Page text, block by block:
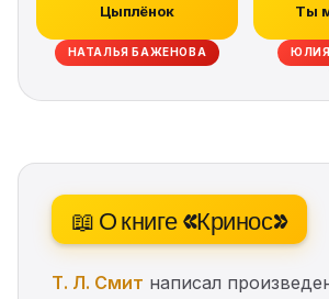
Цыплёнок
НАТАЛЬЯ БАЖЕНОВА
Ты
📖 О книге «Кринос»
Т. Л. Смит написал